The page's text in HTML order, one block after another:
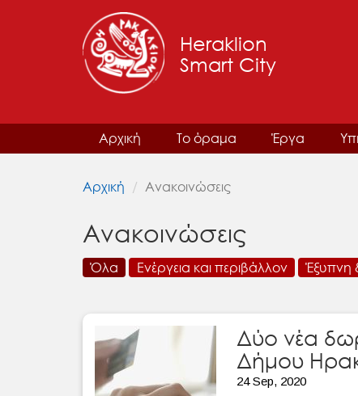
Heraklion
Smart City
Αρχική Το όραμα Έργα
Αρχική Ανακοινώσεις
Ανακοινώσεις
Όλα Ενέργεια και περιβάλλον Έξυπνη
Δύο νέα
Δήμου
24 Sep, 2020